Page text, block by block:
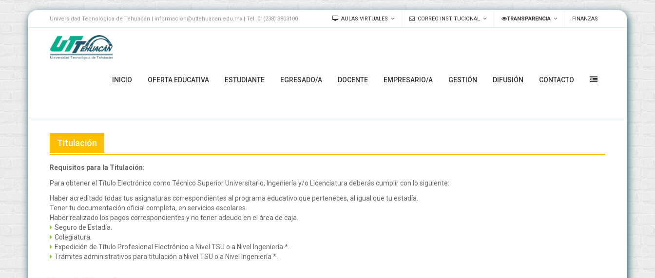
Universidad Tecnológica de Tehuacán | informacion@uttehuacan.edu.mx | Tel: 01(238) 3803100 AULAS VIRTUALES CORREO INSTITUCIONAL TRANSPARENCIA FINANZAS
INICIO OFERTA EDUCATIVA ESTUDIANTE EGRESADO/A DOCENTE EMPRESARIO/A GESTIÓN DIFUSIÓN CONTACTO
Titulación
Requisitos para la Titulación:
Para obtener el Título Electrónico como Técnico Superior Universitario, Ingeniería y/o Licenciatura deberás cumplir con lo siguiente:
Haber acreditado todas tus asignaturas correspondientes al programa educativo que perteneces, al igual que tu estadía.
Tener tu documentación oficial completa, en servicios escolares.
Haber realizado los pagos correspondientes y no tener adeudo en el área de caja.
Seguro de Estadía.
Colegiatura.
Expedición de Título Profesional Electrónico a Nivel TSU o a Nivel Ingeniería *.
Trámites administrativos para titulación a Nivel TSU o a Nivel Ingeniería *.